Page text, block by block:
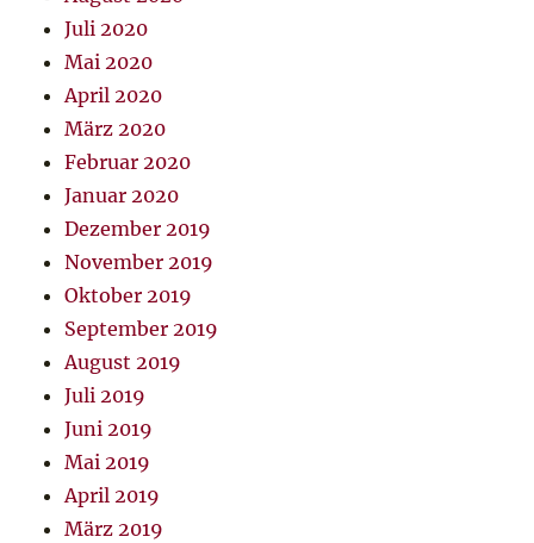
Juli 2020
Mai 2020
April 2020
März 2020
Februar 2020
Januar 2020
Dezember 2019
November 2019
Oktober 2019
September 2019
August 2019
Juli 2019
Juni 2019
Mai 2019
April 2019
März 2019